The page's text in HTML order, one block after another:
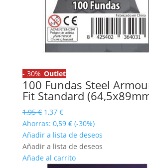
- 30% Outlet
100 Fundas Steel
Fit Standard
1,95€ El
precio
original
era:
1,95 €.
1,37 €El
precio
actual
es:
1,37 €.
Ahorras: 0,59 € (-30%)
Añadir a lista de deseos
Añadir a lista de deseos
Añade al carrito